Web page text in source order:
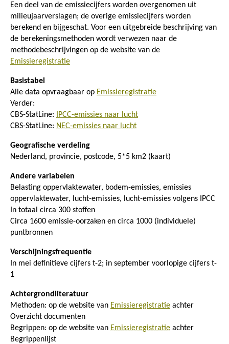
Een deel van de emissiecijfers worden overgenomen uit
milieujaarverslagen; de overige emissiecijfers worden
berekend en bijgeschat. Voor een uitgebreide beschrijving van
de berekeningsmethoden wordt verwezen naar de
methodebeschrijvingen op de website van de
Emissieregistratie
Basistabel
Alle data opvraagbaar op Emissieregistratie
Verder:
CBS-StatLine:
IPCC-emissies naar lucht
CBS-StatLine: NEC-emissies naar lucht
Geografische verdeling
Nederland, provincie, postcode, 5*5 km2 (kaart)
Andere variabelen
Belasting oppervlaktewater, bodem-emissies, emissies
oppervlaktewater, lucht-emissies, lucht-emissies volgens IPCC
In totaal circa 300 stoffen
Circa 1600 emissie-oorzaken en circa 1000 (individuele)
puntbronnen
Verschijningsfrequentie
In mei definitieve cijfers t-2; in september voorlopige cijfers t-
1
Achtergrondliteratuur
Methoden: op de website van Emissieregistratie achter
Overzicht documenten
Begrippen: op de website van Emissieregistratie achter
Begrippenlijst